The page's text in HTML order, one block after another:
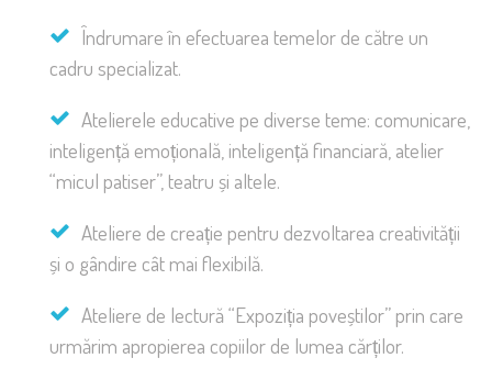
Îndrumare în efectuarea temelor de către un
cadru specializat.
Atelierele educative pe diverse teme: comunicare,
inteligență emoțională, inteligență financiară, atelier
“micul patiser”, teatru și altele.
Ateliere de creație pentru dezvoltarea creativității
și o gândire cât mai flexibilă.
Ateliere de lectură “Expoziția poveștilor” prin care
urmărim apropierea copiilor de lumea cărților.